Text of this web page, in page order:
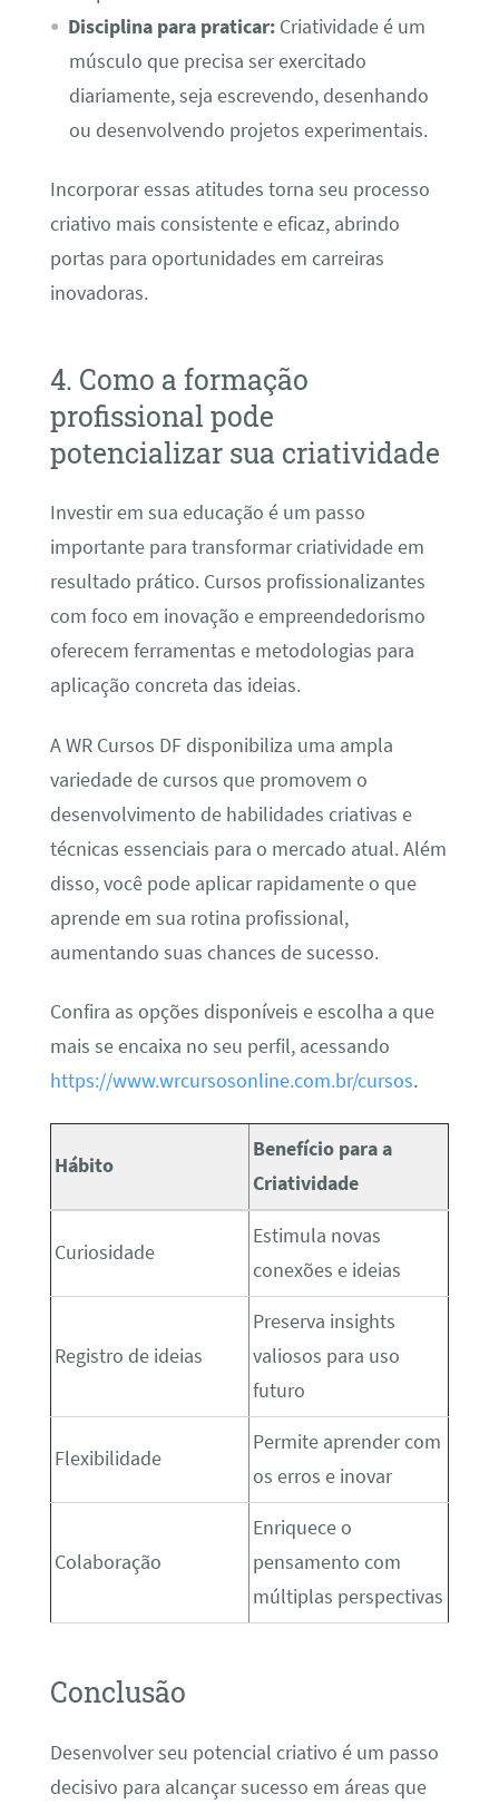
Disciplina para praticar:Criatividade é um
músculo que precisa ser exercitado
diariamente, seja escrevendo, desenhando
ou desenvolvendo projetos experimentais.
Incorporar essas atitudes torna seu processo
criativo mais consistente e eficaz, abrindo
portas para oportunidades em carreiras
inovadoras.
4. Como a formação
profissional pode
potencializar sua criatividade
Investir em sua educação é um passo
importante para transformar criatividade em
resultado prático. Cursos profissionalizantes
com foco em inovação e empreendedorismo
oferecem ferramentas e metodologias para
aplicação concreta das ideias.
A WR Cursos DF disponibiliza uma ampla
variedade de cursos que promovem o
desenvolvimento de habilidades criativas e
técnicas essenciais para o mercado atual. Além
disso, você pode aplicar rapidamente o que
aprende em sua rotina profissional,
aumentando suas chances de sucesso.
Confira as opções disponíveis e escolha a que
mais se encaixa no seu perfil, acessando
https://www.wrcursosonline.com.br/cursos.
Hábito
Benefício para a
Criatividade
Curiosidade
Estimula novas
conexões e ideias
Registro de ideias
Preserva insights
valiosos para uso
futuro
Flexibilidade
Permite aprender com
os erros e inovar
Colaboração
Enriquece o
pensamento com
múltiplas perspectivas
Conclusão
Desenvolver seu potencial criativo é um passo
decisivo para alcançar sucesso em áreas que